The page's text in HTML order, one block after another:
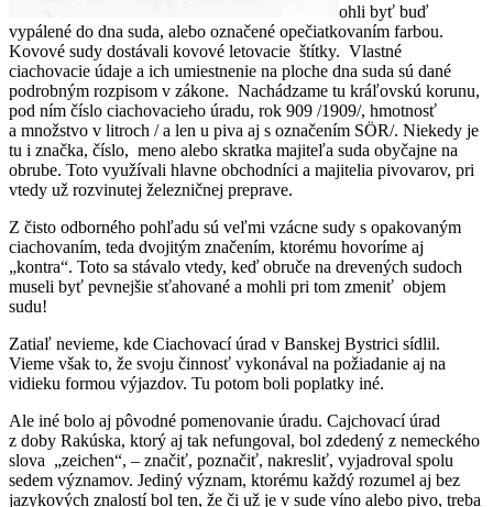
ohli byť buď
vypálené do dna suda, alebo označené opečiatkovaním farbou.
Kovové sudy dostávali kovové letovacie štítky. Vlastné
ciachovacie údaje a ich umiestnenie na ploche dna suda sú dané
podrobným rozpisom v zákone. Nachádzame tu kráľovskú korunu,
pod ním číslo ciachovacieho úradu, rok 909 /1909/, hmotnosť
a množstvo v litroch / a len u piva aj s označením SÖR/. Niekedy je
tu i značka, číslo, meno alebo skratka majiteľa suda obyčajne na
obrube. Toto využívali hlavne obchodníci a majitelia pivovarov, pri
vtedy už rozvinutej železničnej preprave.
Z čisto odborného pohľadu sú veľmi vzácne sudy s opakovaným
ciachovaním, teda dvojitým značením, ktorému hovoríme aj
„kontra“. Toto sa stávalo vtedy, keď obruče na drevených sudoch
museli byť pevnejšie sťahované a mohli pri tom zmeniť objem
sudu!
Zatiaľ nevieme, kde Ciachovací úrad v Banskej Bystrici sídlil.
Vieme však to, že svoju činnosť vykonával na požiadanie aj na
vidieku formou výjazdov. Tu potom boli poplatky iné.
Ale iné bolo aj pôvodné pomenovanie úradu. Cajchovací úrad
z doby Rakúska, ktorý aj tak nefungoval, bol zdedený z nemeckého
slova „zeichen“, – značiť, poznačiť, nakresliť, vyjadroval spolu
sedem významov. Jediný význam, ktorému každý rozumel aj bez
jazykových znalostí bol ten, že či už je v sude víno alebo pivo, treba